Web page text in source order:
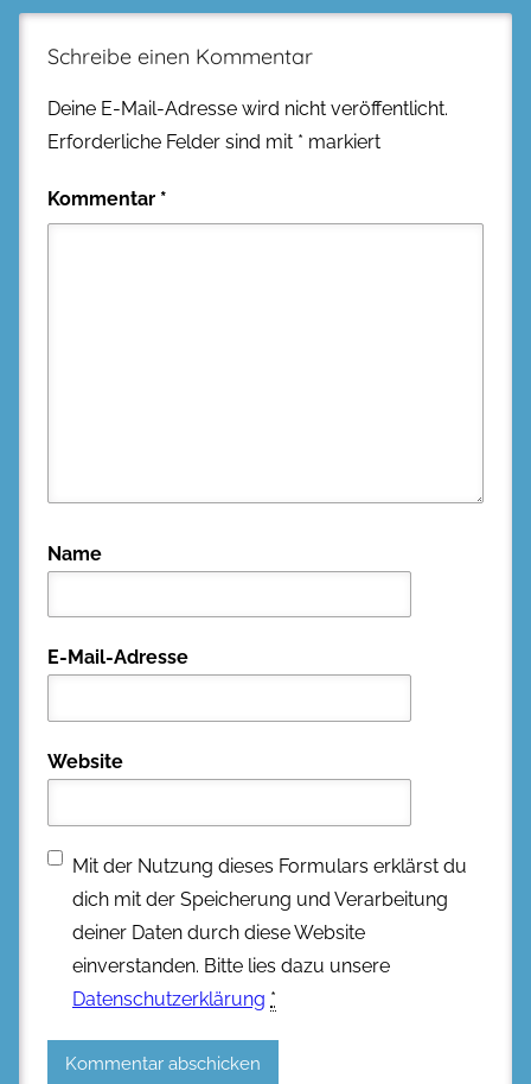
Schreibe einen Kommentar
Deine E-Mail-Adresse wird nicht veröffentlicht.
Erforderliche Felder sind mit * markiert
Kommentar *
Name
E-Mail-Adresse
Website
Mit der Nutzung dieses Formulars erklärst du
dich mit der Speicherung und Verarbeitung
deiner Daten durch diese Website
einverstanden. Bitte lies dazu unsere
Datenschutzerklärung *